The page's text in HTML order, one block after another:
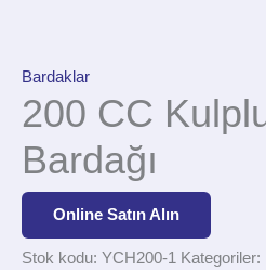
Bardaklar
200 CC
Bardağı
Online Satın Alın
Stok kodu: YCH200-1 Kategoriler: